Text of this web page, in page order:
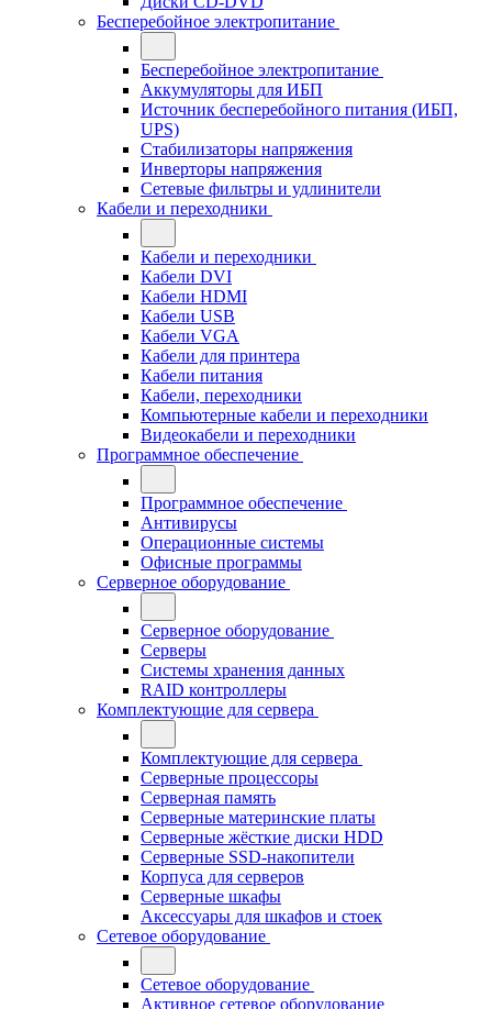
Бесперебойное электропитание
Бесперебойное электропитание
Аккумуляторы для ИБП
Источник бесперебойного питания (ИБП,
UPS)
Стабилизаторы напряжения
Инверторы напряжения
Сетевые фильтры и удлинители
Кабели и переходники
Кабели и переходники
Кабели DVI
Кабели HDMI
Кабели USB
Кабели VGA
Кабели для принтера
Кабели питания
Кабели, переходники
Компьютерные кабели и переходники
Видеокабели и переходники
Программное обеспечение
Программное обеспечение
Антивирусы
Операционные системы
Офисные программы
Серверное оборудование
Серверное оборудование
Серверы
Системы хранения данных
RAID контроллеры
Комплектующие для сервера
Комплектующие для сервера
Серверные процессоры
Серверная память
Серверные материнские платы
Серверные жёсткие диски HDD
Серверные SSD-накопители
Корпуса для серверов
Серверные шкафы
Аксессуары для шкафов и стоек
Сетевое оборудование
Сетевое оборудование
Активное сетевое оборудование